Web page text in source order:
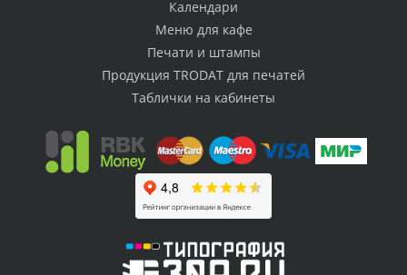
Календари
Меню для кафе
Печати и штампы
Продукция TRODAT для печатей
Таблички на кабинеты